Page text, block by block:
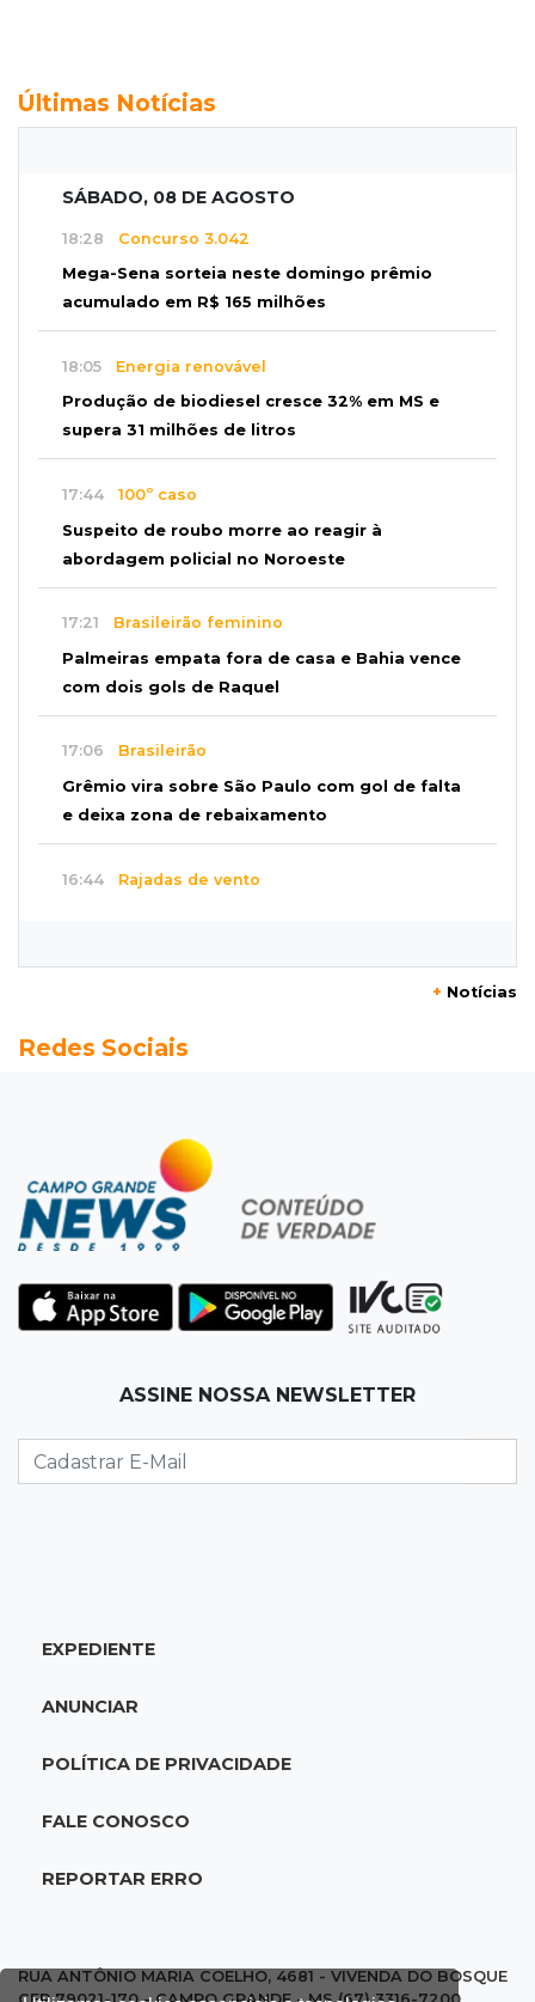
Últimas Notícias
SÁBADO, 08 DE AGOSTO
18:28 Concurso 3.042
Mega-Sena sorteia neste domingo prêmio
acumulado em R$ 165 milhões
18:05 Energia renovável
Produção de biodiesel cresce 32% em MS e
supera 31 milhões de litros
17:44 100º caso
Suspeito de roubo morre ao reagir à
abordagem policial no Noroeste
17:21 Brasileirão feminino
Palmeiras empata fora de casa e Bahia vence
com dois gols de Raquel
17:06 Brasileirão
Grêmio vira sobre São Paulo com gol de falta
e deixa zona de rebaixamento
16:44 Rajadas de vento
Juiz obriga condomínio da Capital a fazer
Mercado aquecido
Há vagas: obras da UFN3 mantêm ciclo de
contratações em Três Lagoas
Odilon Wagner se encanta em visita ao
Bioparque Pantanal: “deslumbrante”
Zona rural
expostos no Cemitério Três Barras
14:44Celebração interativa
de 72 anos em praça no Centro
Ladário abre consulta para criação do Parque
vira personagem de livro
+ Notícias
Redes Sociais
ASSINE NOSSA NEWSLETTER
EXPEDIENTE
ANUNCIAR
POLÍTICA DE PRIVACIDADE
FALE CONOSCO
REPORTAR ERRO
RUA ANTÔNIO MARIA COELHO, 4681 - VIVENDA DO BOSQUE